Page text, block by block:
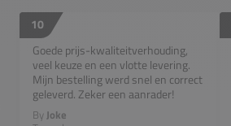
10
Goede prijs-kwaliteitverhouding,
veel keuze en een vlotte levering.
Mijn bestelling werd snel en correct
geleverd. Zeker een aanrader!
By Joke